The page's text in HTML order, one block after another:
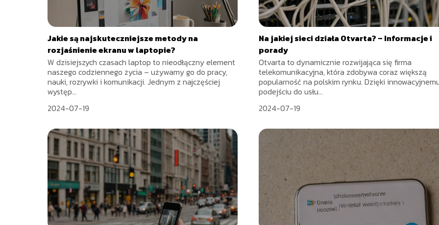
Jakie są najskuteczniejsze metody na
rozjaśnienie ekranu w laptopie?
W dzisiejszych czasach laptop to nieodłączny element
naszego codziennego życia – używamy go do pracy,
nauki, rozrywki i komunikacji. Jednym z najczęściej
występ...
2024-07-19
Na jakiej sieci działa Otvarta? – Informacje i
porady
Otvarta to dynamicznie rozwijająca się firma
telekomunikacyjna, która zdobywa coraz większą
popularność na polskim rynku. Dzięki
podejściu do usłu...
2024-07-19